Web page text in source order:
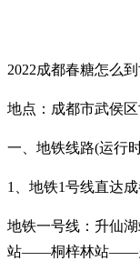
2022成都春糖怎么
地点：成都市武侯
一、地铁线路(运行
1、地铁1号线直达
地铁一号线：升
站——桐梓林站——